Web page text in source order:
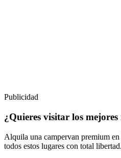
Publicidad
¿Quieres visitar los
Alquila una campervan premium
todos estos lugares con total libertad.